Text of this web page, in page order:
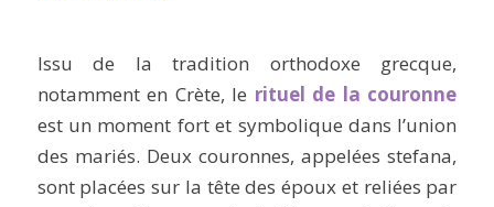
Issu de la tradition orthodoxe grecque,
notamment en Crète, le rituel de la couronne
est un moment fort et symbolique dans l’union
des mariés. Deux couronnes, appeléesstefana,
sont placées sur la tête des époux et reliées par